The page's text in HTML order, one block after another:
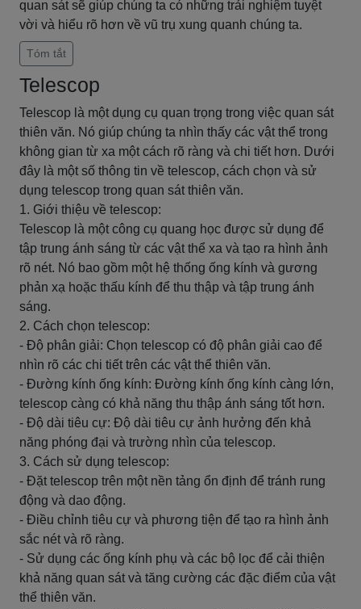
quan sát sẽ giúp chúng ta có những trải nghiệm tuyệt
vời và hiểu rõ hơn về vũ trụ xung quanh chúng ta.
Tóm tắt
Telescop
Telescop là một dụng cụ quan trọng trong việc quan sát
thiên văn. Nó giúp chúng ta nhìn thấy các vật thể trong
không gian từ xa một cách rõ ràng và chi tiết hơn. Dưới
đây là một số thông tin về telescop, cách chọn và sử
dụng telescop trong quan sát thiên văn.
1. Giới thiệu về telescop:
Telescop là một công cụ quang học được sử dụng để
tập trung ánh sáng từ các vật thể xa và tạo ra hình ảnh
rõ nét. Nó bao gồm một hệ thống ống kính và gương
phản xạ hoặc thấu kính để thu thập và tập trung ánh
sáng.
2. Cách chọn telescop:
- Độ phân giải: Chọn telescop có độ phân giải cao để
nhìn rõ các chi tiết trên các vật thể thiên văn.
- Đường kính ống kính: Đường kính ống kính càng lớn,
telescop càng có khả năng thu thập ánh sáng tốt hơn.
- Độ dài tiêu cự: Độ dài tiêu cự ảnh hưởng đến khả
năng phóng đại và trường nhìn của telescop.
3. Cách sử dụng telescop:
- Đặt telescop trên một nền tảng ổn định để tránh rung
động và dao động.
- Điều chỉnh tiêu cự và phương tiện để tạo ra hình ảnh
sắc nét và rõ ràng.
- Sử dụng các ống kính phụ và các bộ lọc để cải thiện
khả năng quan sát và tăng cường các đặc điểm của vật
thể thiên văn.